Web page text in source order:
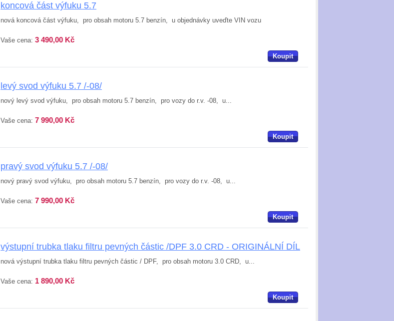
koncová část výfuku 5.7
nová koncová část výfuku, pro obsah motoru 5.7 benzín, u objednávky uveďte VIN vozu
Vaše cena: 3 490,00 Kč
Koupit
levý svod výfuku 5.7 /-08/
nový levý svod výfuku, pro obsah motoru 5.7 benzín, pro vozy do r.v. -08, u...
Vaše cena: 7 990,00 Kč
Koupit
pravý svod výfuku 5.7 /-08/
nový pravý svod výfuku, pro obsah motoru 5.7 benzín, pro vozy do r.v. -08, u...
Vaše cena: 7 990,00 Kč
Koupit
výstupní trubka tlaku filtru pevných částic /DPF 3.0 CRD - ORIGINÁLNÍ DÍL
nová výstupní trubka tlaku filtru pevných částic / DPF, pro obsah motoru 3.0 CRD, u...
Vaše cena: 1 890,00 Kč
Koupit